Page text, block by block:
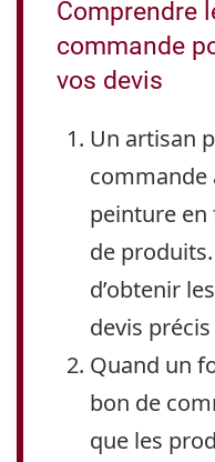
Comprendre
commande
vos devis
Un artisan
commande
peinture
de
d’obtenir
devis
Quand un
bon de
que les